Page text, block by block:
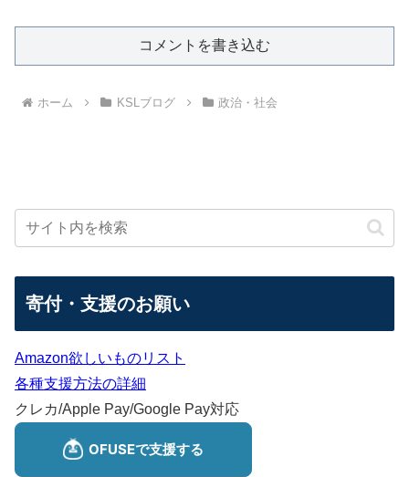
コメントを書き込む
ホーム KSLブログ 政治・社会
寄付・支援のお願い
Amazon欲しいものリスト
各種支援方法の詳細
クレカ/Apple Pay/Google Pay対応